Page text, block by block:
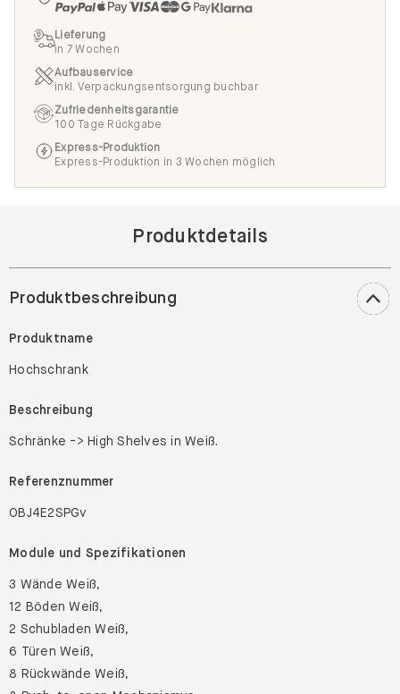
Lieferung
in 7 Wochen
Aufbauservice
inkl. Verpackungsentsorgung buchbar
Zufriedenheitsgarantie
100 Tage Rückgabe
Express-Produktion
Express-Produktion in 3 Wochen möglich
Produktdetails
Produktbeschreibung
Produktname
Hochschrank
Beschreibung
Schränke -> High Shelves in Weiß.
Referenznummer
OBJ4E2SPGv
Module und Spezifikationen
3 Wände Weiß,
12 Böden Weiß,
2 Schubladen Weiß,
6 Türen Weiß,
8 Rückwände Weiß,